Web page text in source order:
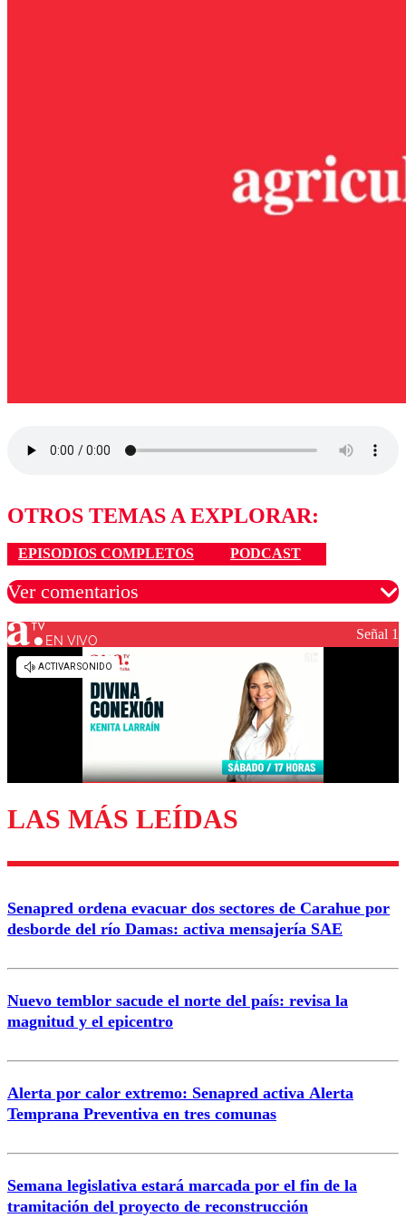
OTROS TEMAS A EXPLORAR:
EPISODIOS COMPLETOS PODCAST
Ver comentarios
Los comentarios son moderados para garantizar un
diálogo respetuoso.
Enviar comentario
EN VIVO Señal 1
LAS MÁS LEÍDAS
Senapred ordena evacuar dos sectores de Carahue por
desborde del río Damas: activa mensajería SAE
Nuevo temblor sacude el norte del país: revisa la
magnitud y el epicentro
Alerta por calor extremo: Senapred activa Alerta
Temprana Preventiva en tres comunas
Semana legislativa estará marcada por el fin de la
tramitación del proyecto de reconstrucción